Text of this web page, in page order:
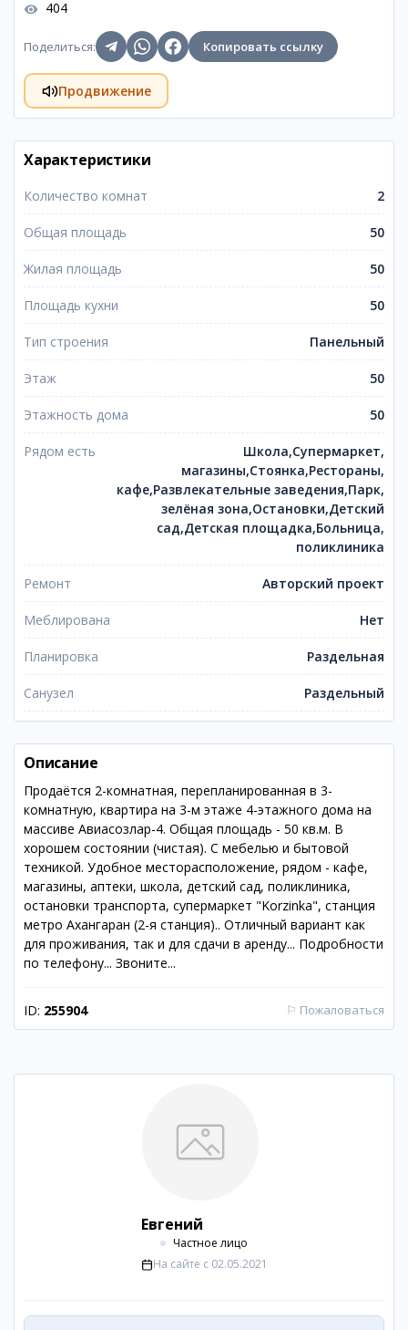
404
Поделиться: Копировать ссылку
Продвижение
Характеристики
Количество комнат 2
Общая площадь 50
Жилая площадь 50
Площадь кухни 50
Тип строения Панельный
Этаж 50
Этажность дома 50
Рядом есть
Школа,Супермаркет,
магазины,Стоянка,Рестораны,
кафе,Развлекательные заведения,Парк,
зелёная зона,Остановки,Детский
сад,Детская площадка,Больница,
поликлиника
Ремонт Авторский проект
Меблирована Нет
Планировка Раздельная
Санузел Раздельный
Описание
Продаётся 2-комнатная, перепланированная в 3-
комнатную, квартира на 3-м этаже 4-этажного дома на
массиве Авиасозлар-4. Общая площадь - 50 кв.м. В
хорошем состоянии (чистая). С мебелью и бытовой
техникой. Удобное месторасположение, рядом - кафе,
магазины, аптеки, школа, детский сад, поликлиника,
остановки транспорта, супермаркет "Korzinka", станция
метро Ахангаран (2-я станция).. Отличный вариант как
для проживания, так и для сдачи в аренду... Подробности
по телефону... Звоните...
ID: 255904 ⚐ Пожаловаться
Евгений
Частное лицо
На сайте с 02.05.2021